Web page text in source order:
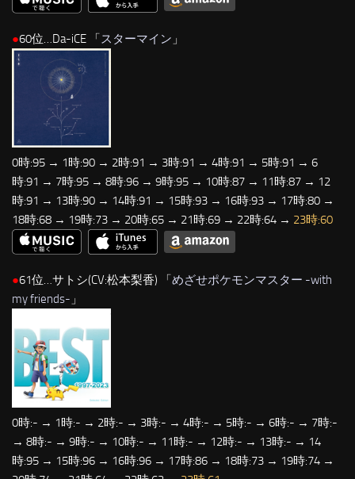
●60位…Da-iCE 「スターマイン 」
0時:95 → 1時:90 → 2時:91 → 3時:91 → 4時:91 → 5時:91 → 6
時:91 → 7時:95 → 8時:96 → 9時:95 → 10時:87 → 11時:87 → 12
時:91 → 13時:90 → 14時:91 → 15時:93 → 16時:93 → 17時:80 →
18時:68 → 19時:73 → 20時:65 → 21時:69 → 22時:64 → 23時:60
●61位…サトシ(CV:松本梨香) 「めざせポケモンマスター -with
my friends- 」
0時:- → 1時:- → 2時:- → 3時:- → 4時:- → 5時:- → 6時:- → 7時:-
→ 8時:- → 9時:- → 10時:- → 11時:- → 12時:- → 13時:- → 14
時:95 → 15時:96 → 16時:96 → 17時:86 → 18時:73 → 19時:74 →